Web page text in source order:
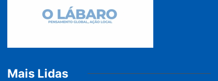
Mais Lidas